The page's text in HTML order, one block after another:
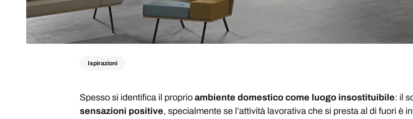
Ispirazioni
Spesso si identifica il proprio ambiente domestico come luogo insostituibile: il
sensazioni positive, specialmente se l’attività lavorativa che si presta al di fuori è